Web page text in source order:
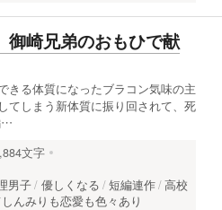
崎兄弟のおもひで献
る体質になったブラコン気味の主
てしまう新体質に振り回されて、死
…
文字
男子 優しくなる 短編連作 高校
んみりも恋愛も色々あり